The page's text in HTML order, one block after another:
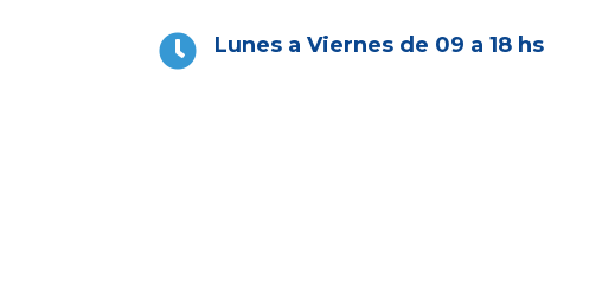
 Lunes a Viernes de 09 a 18 hs